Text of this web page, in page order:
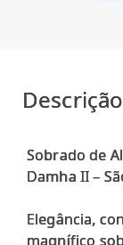
Descrição
Sobrado de
Damha II –
Elegância,
magnífico